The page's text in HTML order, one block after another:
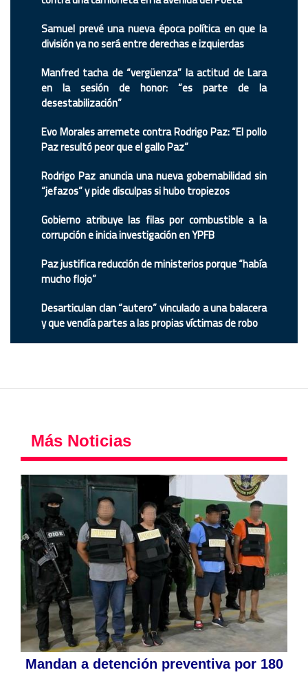
Samuel prevé una nueva época política en que la
división ya no será entre derechas e izquierdas
Manfred tacha de “vergüenza” la actitud de Lara
en la sesión de honor: “es parte de la
desestabilización”
Evo Morales arremete contra Rodrigo Paz: “El pollo
Paz resultó peor que el gallo Paz”
Rodrigo Paz anuncia una nueva gobernabilidad sin
“jefazos” y pide disculpas si hubo tropiezos
Gobierno atribuye las filas por combustible a la
corrupción e inicia investigación en YPFB
Paz justifica reducción de ministerios porque “había
mucho flojo”
Desarticulan clan “autero” vinculado a una balacera
y que vendía partes a las propias víctimas de robo
Más Noticias
Mandan a detención preventiva por 180